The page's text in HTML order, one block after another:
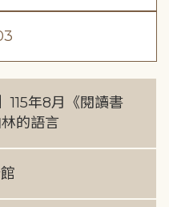
115年8月《閱讀書
的語言